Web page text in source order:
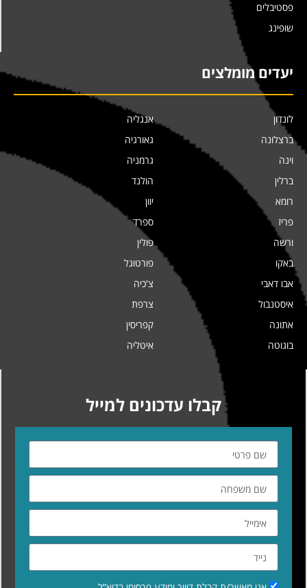
פסטיבלים
שופינג
יעדים מומלצים
לונדון
ברצלונה
וינה
ברלין
רומא
פריז
ורשה
באקו
אבו דאבי
איסטנבול
אתונה
בוגוטה
אנגליה
גאורגיה
גרמניה
הולנד
יוון
ספרד
פולין
פורטוגל
צ'כיה
צרפת
קפריסין
איטליה
קבלו עדכונים למייל